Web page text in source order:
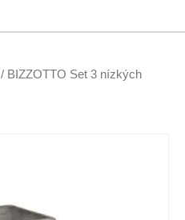
/ BIZZOTTO Set 3 nízkých